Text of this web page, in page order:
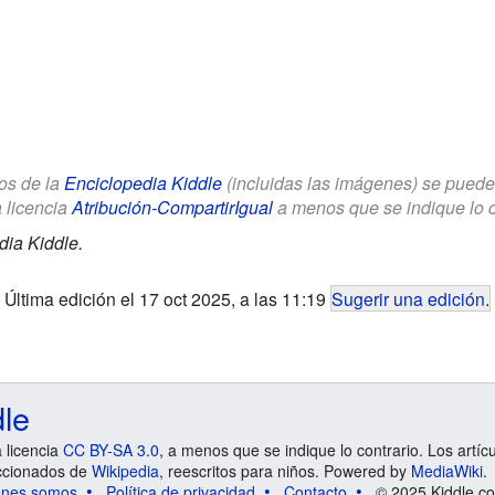
de la Enciclopedia Kiddle(incluidas las imágenes) se
licenciaAtribución-CompartirIguala menos que se indique lo
Kiddle.
Última edición el 17 oct 2025, a las 11:19 Sugerir una edición.
licencia CC BY-SA 3.0, a menos que se indique lo contrario. Los
de Wikipedia, reescritos para niños. Powered by MediaWiki.